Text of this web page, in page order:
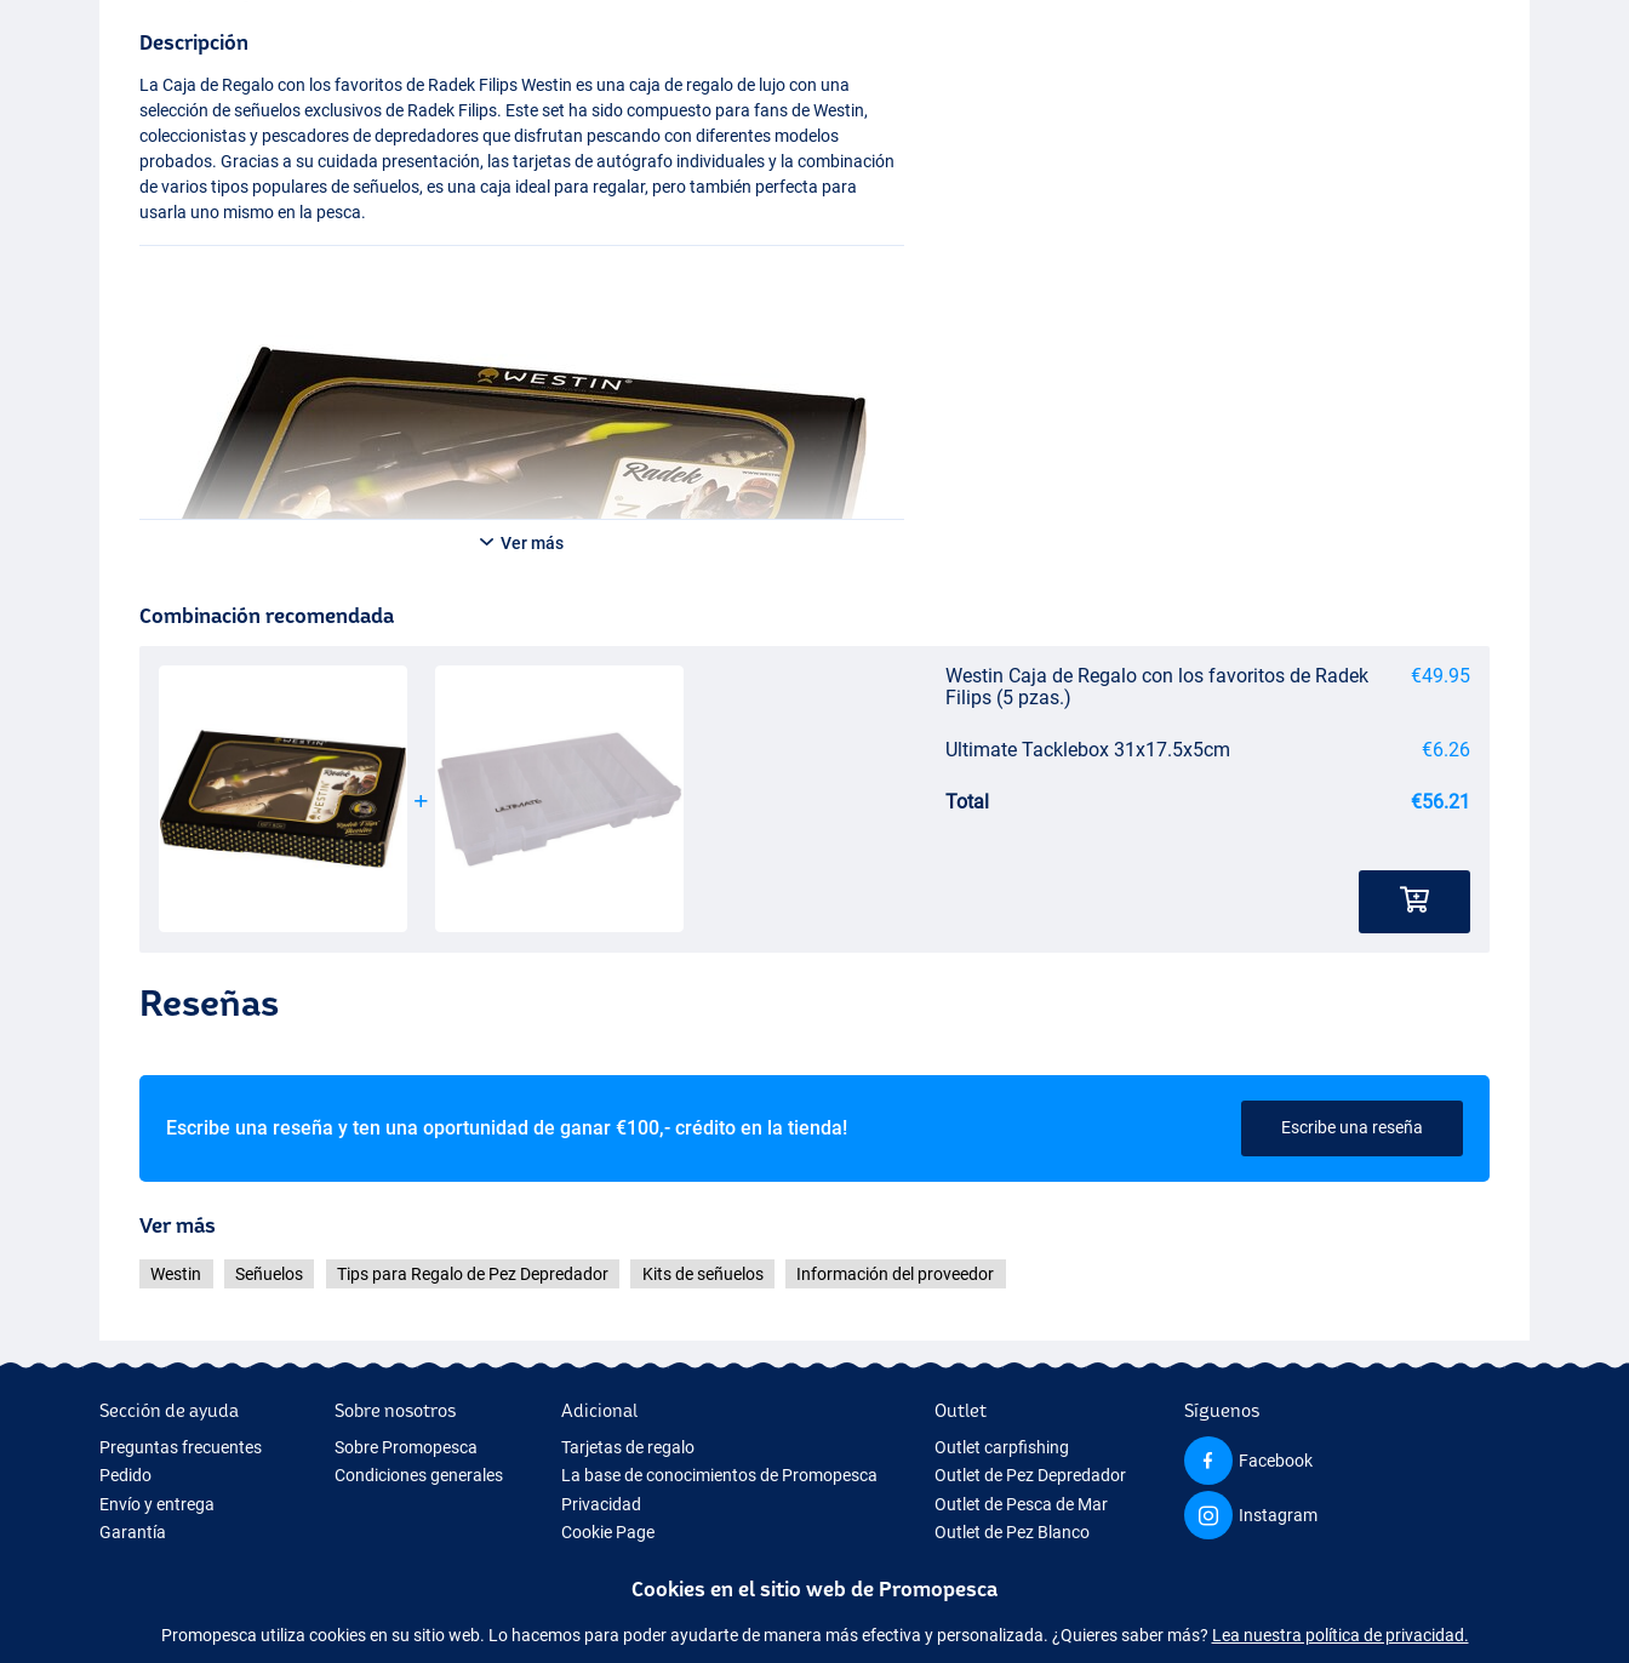
Descripción
La Caja de Regalo con los favoritos de Radek Filips Westin es una caja de regalo de lujo con una
selección de señuelos exclusivos de Radek Filips. Este set ha sido compuesto para fans de Westin,
coleccionistas y pescadores de depredadores que disfrutan pescando con diferentes modelos
probados. Gracias a su cuidada presentación, las tarjetas de autógrafo individuales y la combinación
de varios tipos populares de señuelos, es una caja ideal para regalar, pero también perfecta para
usarla uno mismo en la pesca.
Ver más
Combinación recomendada
Westin Caja de Regalo con los favoritos de Radek
Filips (5 pzas.)
€49.95
Ultimate Tacklebox 31x17.5x5cm €6.26
Total €56.21
Reseñas
Escribe una reseña y ten una oportunidad de ganar €100,- crédito en la tienda! Escribe una reseña
Ver más
Westin Señuelos Tips para Regalo de Pez Depredador Kits de señuelos Información del proveedor
Sección de ayuda
Preguntas frecuentes
Pedido
Envío y entrega
Garantía
Sobre nosotros
Sobre Promopesca
Condiciones generales
Adicional
Tarjetas de regalo
La base de conocimientos de Promopesca
Privacidad
Cookie Page
Nuevo Material de Pesca
Outlet
Outlet carpfishing
Outlet de Pez Depredador
Outlet de Pesca de Mar
Outlet de Pez Blanco
Síguenos
Facebook
Instagram
Cookies en el sitio web de Promopesca
Promopesca utiliza cookies en su sitio web. Lo hacemos para poder ayudarte de manera más efectiva y personalizada. ¿Quieres saber más? Lea nuestra política de privacidad.